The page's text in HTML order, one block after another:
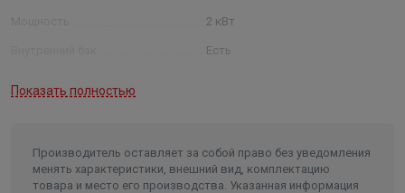
2 кВт
Есть
элементы
2 года
Тип управления механическое
Показать полностью
Производитель оставляет за собой право без уведомления
менять характеристики, внешний вид, комплектацию
товара и место его производства. Указанная информация